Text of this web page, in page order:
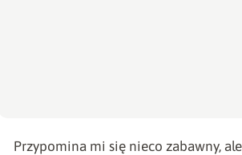
Przypomina mi się nieco zabawny,